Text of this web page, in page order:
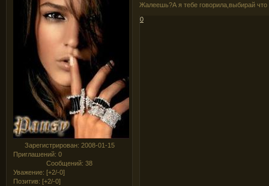
Зарегистрирован: 2008-01-15
Приглашений: 0
Сообщений: 38
Уважение: [+2/-0]
Позитив: [+2/-0]
Жалеешь?А я тебе говорила,выбирай
0